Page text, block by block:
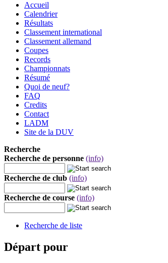
Accueil
Calendrier
Résultats
Classement international
Classement allemand
Coupes
Records
Championnats
Résumé
Quoi de neuf?
FAQ
Credits
Contact
LADM
Site de la DUV
Recherche
Recherche de personne (info)
Recherche de club (info)
Recherche de course (info)
Recherche de liste
Départ pour